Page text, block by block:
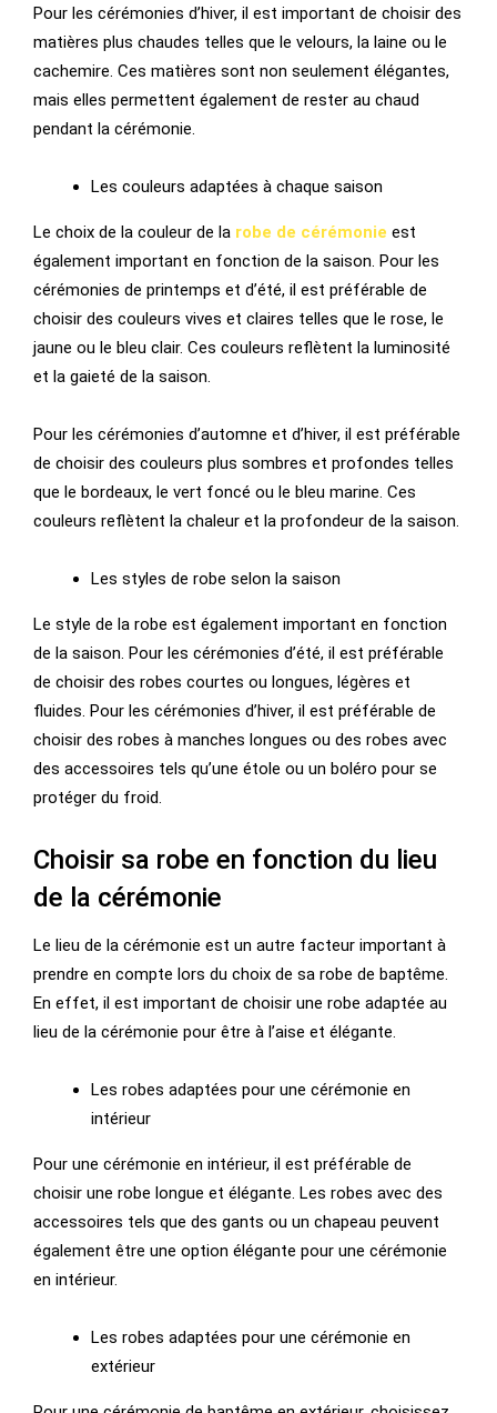
Pour les cérémonies d’hiver, il est important de choisir des
matières plus chaudes telles que le velours, la laine ou le
cachemire. Ces matières sont non seulement élégantes,
mais elles permettent également de rester au chaud
pendant la cérémonie.
Les couleurs adaptées à chaque saison
Le choix de la couleur de la robe de cérémonie est
également important en fonction de la saison. Pour les
cérémonies de printemps et d’été, il est préférable de
choisir des couleurs vives et claires telles que le rose, le
jaune ou le bleu clair. Ces couleurs reflètent la luminosité
et la gaieté de la saison.
Pour les cérémonies d’automne et d’hiver, il est préférable
de choisir des couleurs plus sombres et profondes telles
que le bordeaux, le vert foncé ou le bleu marine. Ces
couleurs reflètent la chaleur et la profondeur de la saison.
Les styles de robe selon la saison
Le style de la robe est également important en fonction
de la saison. Pour les cérémonies d’été, il est préférable
de choisir des robes courtes ou longues, légères et
fluides. Pour les cérémonies d’hiver, il est préférable de
choisir des robes à manches longues ou des robes avec
des accessoires tels qu’une étole ou un boléro pour se
protéger du froid.
Choisir sa robe en fonction du lieu
de la cérémonie
Le lieu de la cérémonie est un autre facteur important à
prendre en compte lors du choix de sa robe de baptême.
En effet, il est important de choisir une robe adaptée au
lieu de la cérémonie pour être à l’aise et élégante.
Les robes adaptées pour une cérémonie en
intérieur
Pour une cérémonie en intérieur, il est préférable de
choisir une robe longue et élégante. Les robes avec des
accessoires tels que des gants ou un chapeau peuvent
également être une option élégante pour une cérémonie
en intérieur.
Les robes adaptées pour une cérémonie en
extérieur